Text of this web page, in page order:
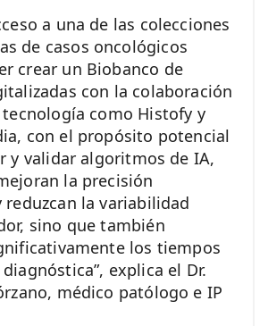
a una de las colecciones
de casos oncológicos
crear un Biobanco de
con la colaboración
como Histofy y
con el propósito potencial
y validar algoritmos de IA,
la precisión
reduzcan la variabilidad
sino que también
los tiempos
explica el Dr.
médico patólogo e IP